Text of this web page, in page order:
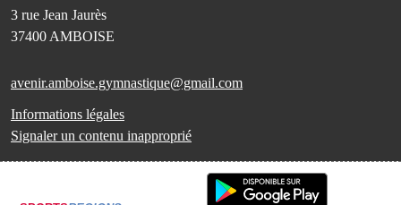
3 rue Jean Jaurès
37400 AMBOISE
avenir.amboise.gymnastique@gmail.com
Informations légales
Signaler un contenu inapproprié